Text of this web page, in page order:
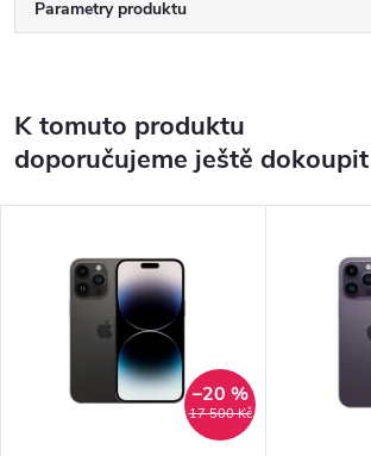
Parametry produktu
K tomuto produktu
doporučujeme ještě dokoupit
17 500 Kč
–20 %